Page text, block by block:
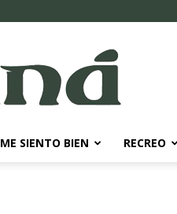
ME SIENTO BIEN RECREO